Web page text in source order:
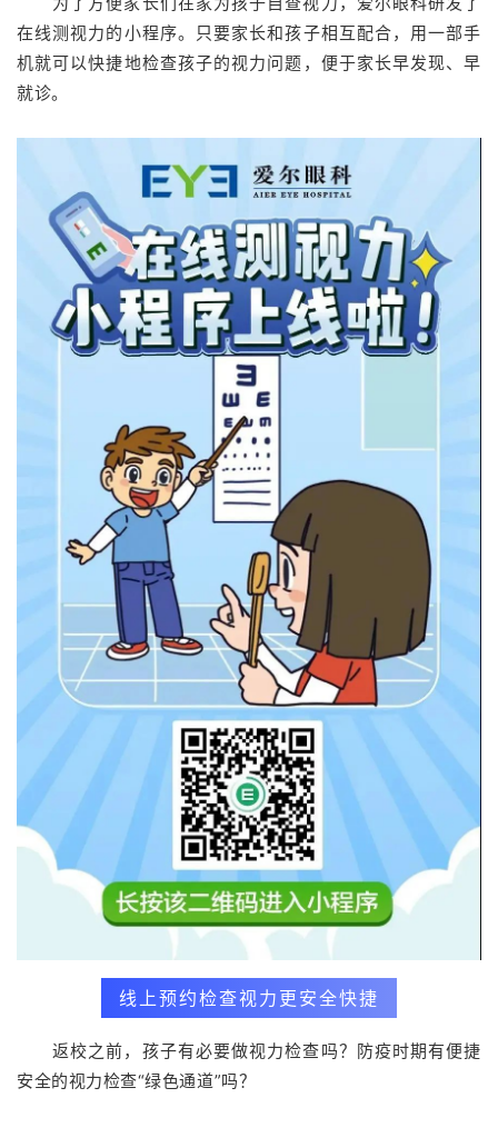
在线测视力的小程序。只要家长和孩子相互配合，用一部手
机就可以快捷地检查孩子的视力问题，便于家长早发现、早
就诊。
线上预约检查视力更安全快捷
返校之前，孩子有必要做视力检查吗？防疫时期有便捷
安全的视力检查“绿色通道”吗？